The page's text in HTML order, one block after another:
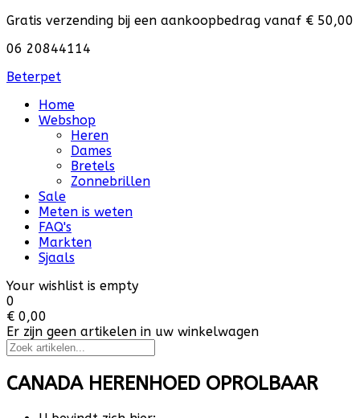
Gratis verzending bij een aankoopbedrag vanaf € 50,00
06 20844114
Beterpet
Home
Webshop
Heren
Dames
Bretels
Zonnebrillen
Sale
Meten is weten
FAQ's
Markten
Sjaals
Your wishlist is empty
0
€ 0,00
Er zijn geen artikelen in uw winkelwagen
CANADA HERENHOED OPROLBAAR